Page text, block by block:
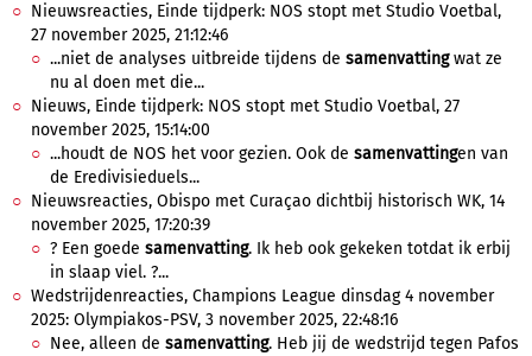
Nieuwsreacties, Einde tijdperk: NOS stopt met Studio Voetbal,
27 november 2025, 21:12:46
...niet de analyses uitbreide tijdens de samenvattingwat ze
nu al doen met die...
Nieuws, Einde tijdperk: NOS stopt met Studio Voetbal, 27
november 2025, 15:14:00
...houdt de NOS het voor gezien. Ook de samenvattingen van
de Eredivisieduels...
Nieuwsreacties, Obispo met Curaçao dichtbij historisch WK, 14
november 2025, 17:20:39
? Een goede samenvatting. Ik heb ook gekeken totdat ik erbij
in slaap viel. ?...
Wedstrijdenreacties, Champions League dinsdag 4 november
2025: Olympiakos-PSV, 3 november 2025, 22:48:16
Nee, alleen de samenvatting. Heb jij de wedstrijd tegen Pafos